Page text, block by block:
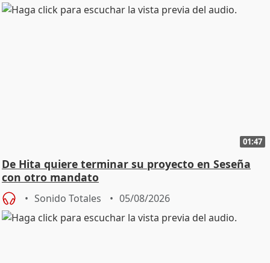
01:47
De Hita quiere terminar su proyecto en Seseña
con otro mandato
Sonido Totales 05/08/2026